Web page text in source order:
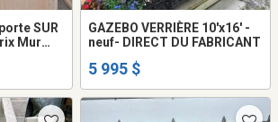
SUR
Mur
GAZEBO VERRIÈRE 10'x16' -
neuf- DIRECT DU FABRICANT
5 995 $